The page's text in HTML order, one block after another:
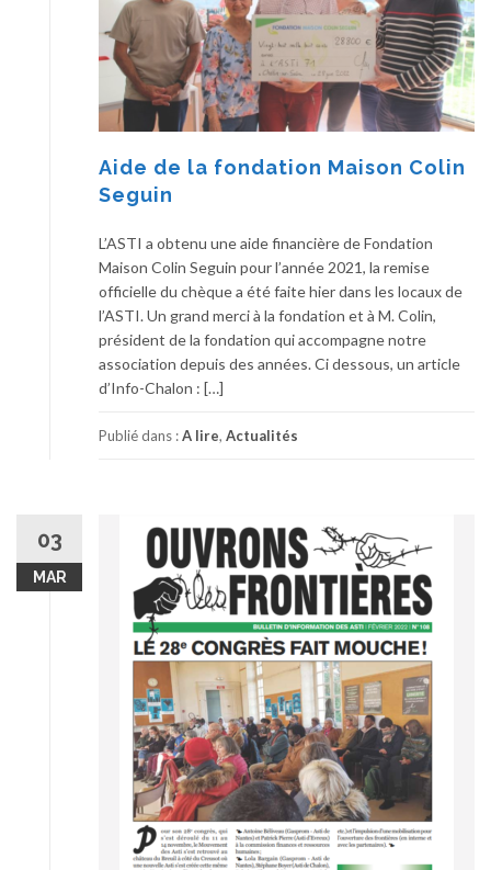
Aide de la fondation Maison Colin
Seguin
L’ASTI a obtenu une aide financière de Fondation
Maison Colin Seguin pour l’année 2021, la remise
officielle du chèque a été faite hier dans les locaux de
l’ASTI. Un grand merci à la fondation et à M. Colin,
président de la fondation qui accompagne notre
association depuis des années. Ci dessous, un article
d’Info-Chalon : […]
Publié dans :A lire, Actualités
03
MAR